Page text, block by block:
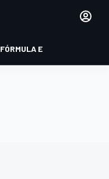
FÓRMULA E